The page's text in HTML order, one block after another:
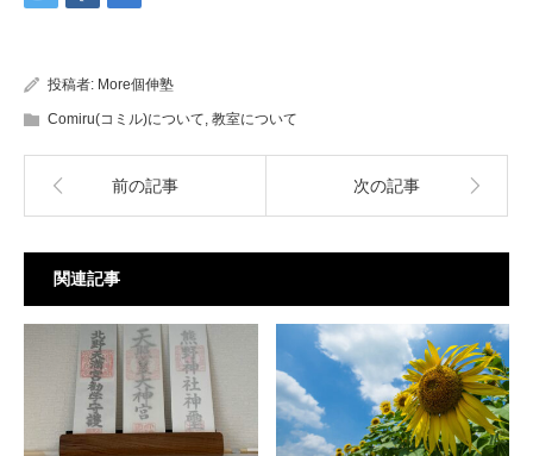
投稿者: More個伸塾
Comiru(コミル)について, 教室について
前の記事 次の記事
関連記事